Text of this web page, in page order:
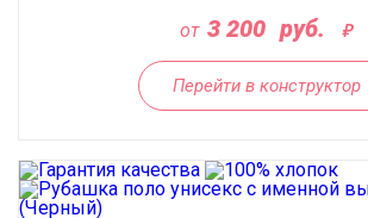
от 3 200 руб.
Перейти в конструктор